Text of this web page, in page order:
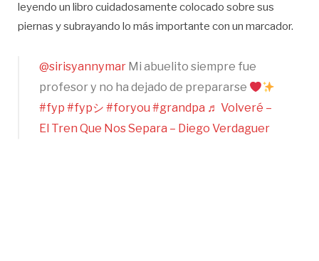
leyendo un libro cuidadosamente colocado sobre sus
piernas y subrayando lo más importante con un marcador.
@sirisyannymar Mi abuelito siempre fue
profesor y no ha dejado de prepararse
#fyp #fypシ #foryou #grandpa ♬ Volveré –
El Tren Que Nos Separa – Diego Verdaguer